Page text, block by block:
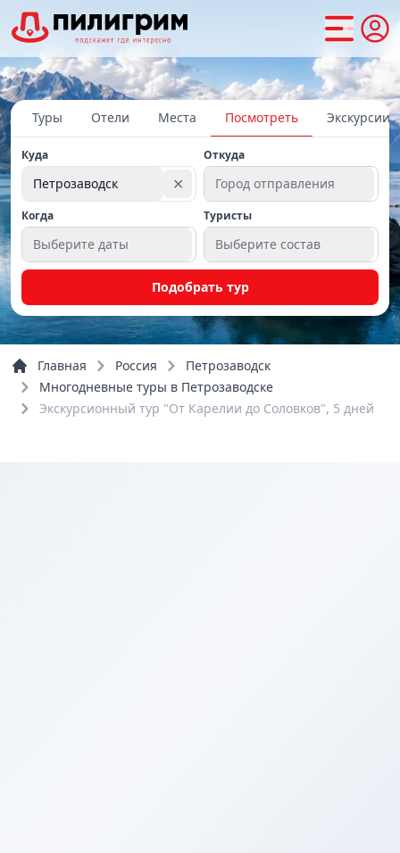
Туры Отели Места Посмотреть Экскурсии
Куда
Петрозаводск ✕
Откуда
Город отправления
Когда
Выберите даты
Туристы
Выберите состав
Подобрать тур
Главная Россия
Петрозаводск
Многодневные туры в Петрозаводске
Экскурсионный тур "От Карелии до Соловков", 5 дней